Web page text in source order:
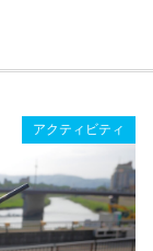
アクティビティ